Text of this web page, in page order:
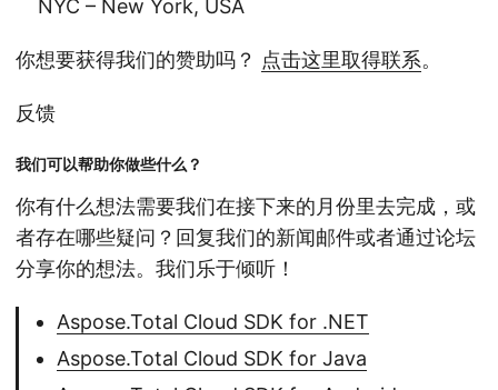
NYC – New York, USA
你想要获得我们的赞助吗？ 点击这里取得联系。
反馈
我们可以帮助你做些什么？
你有什么想法需要我们在接下来的月份里去完成，或
者存在哪些疑问？回复我们的新闻邮件或者通过论坛
分享你的想法。我们乐于倾听！
Aspose.Total Cloud SDK for .NET
Aspose.Total Cloud SDK for Java